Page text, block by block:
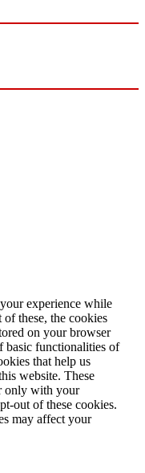
experience while
these, the cookies
on your browser
basic functionalities of
that help us
website. These
only with your
out of these cookies.
may affect your